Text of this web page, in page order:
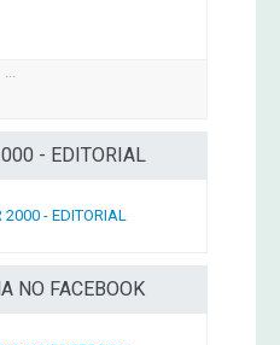
- EDITORIAL
NO FACEBOOK